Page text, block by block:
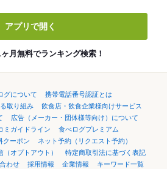
アプリで開く
月無料でランキング検索！
グについて
携帯電話番号認証とは
取り組み
飲食店・飲食企業様向けサービス
広告（メーカー・団体様等向け）について
ミガイドライン
食べログプレミアム
クーポン
ネット予約（リクエスト予約）
（オプトアウト）
特定商取引法に基づく表記
わせ 採用情報 企業情報 キーワード一覧